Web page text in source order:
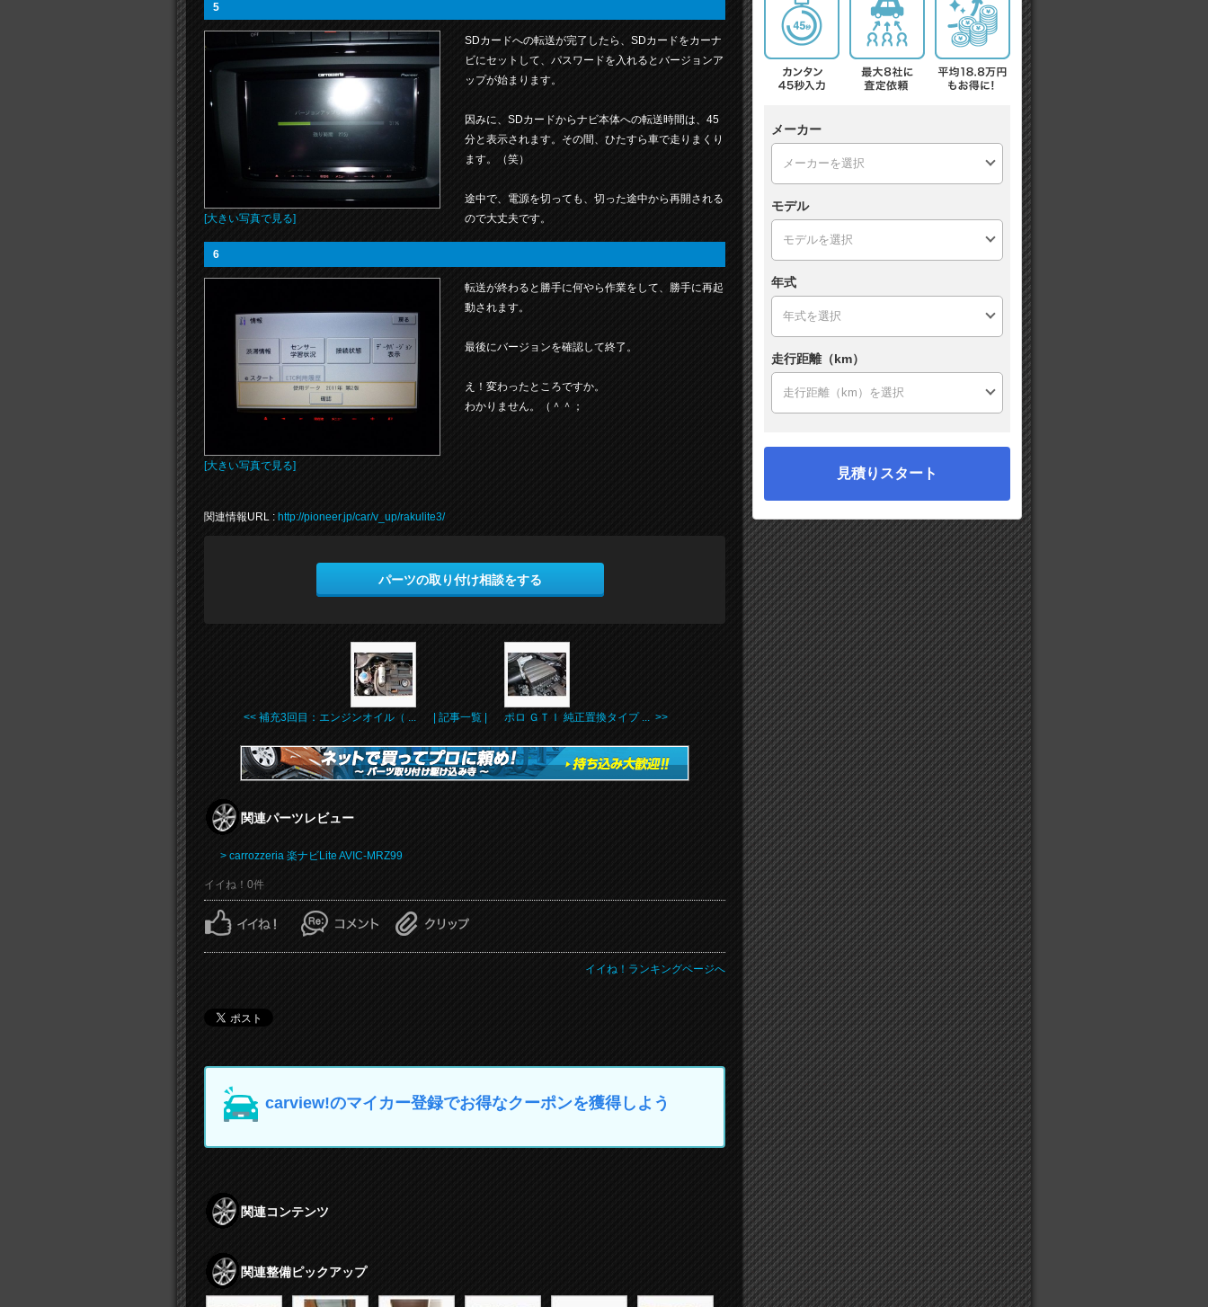
5
[大きい写真で見る]
SDカードへの転送が完了したら、SDカードをカーナ
ビにセットして、パスワードを入れるとバージョンア
ップが始まります。
因みに、SDカードからナビ本体への転送時間は、45
分と表示されます。その間、ひたすら車で走りまくり
ます。（笑）
途中で、電源を切っても、切った途中から再開される
ので大丈夫です。
6
[大きい写真で見る]
転送が終わると勝手に何やら作業をして、勝手に再起
動されます。
最後にバージョンを確認して終了。
え！変わったところですか。
わかりません。（＾＾；
関連情報URL : http://pioneer.jp/car/v_up/rakulite3/
パーツの取り付け相談をする
<< 補充3回目：エンジンオイル（ ... | 記事一覧 | ポロ ＧＴＩ 純正置換タイプ ... >>
関連パーツレビュー
> carrozzeria 楽ナビLite AVIC-MRZ99
イイね！0件
イイね！ランキングページへ
carview!のマイカー登録でお得なクーポンを獲得しよう
関連コンテンツ
関連整備ピックアップ
メーカー
モデル
年式
走行距離（km）
見積りスタート